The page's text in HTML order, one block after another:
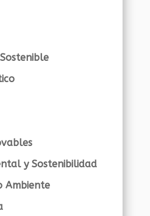
y Sostenibilidad
Ambiente